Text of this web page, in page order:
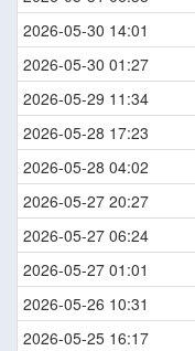
2026-05-30 14:01
2026-05-30 01:27
2026-05-29 11:34
2026-05-28 17:23
2026-05-28 04:02
2026-05-27 20:27
2026-05-27 06:24
2026-05-27 01:01
2026-05-26 10:31
2026-05-25 16:17